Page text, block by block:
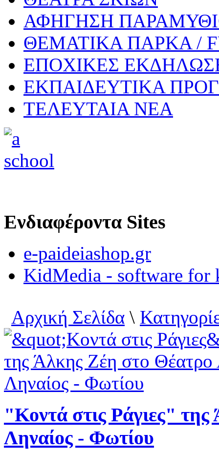
ΑΦΗΓΗΣΗ
ΘΕΜΑΤΙΚΑ ΠΑΡΚΑ /
ΕΠΟΧΙΚΕΣ
ΕΚΠΑΙΔΕΥΤΙΚΑ
ΤΕΛΕΥΤΑΙΑ ΝΕΑ
Ενδιαφέροντα Sites
e-paideiashop.gr
KidMedia - software for
Αρχική Σελίδα \
"Κοντά στις Ράγιες"
Ληναίος - Φωτίου